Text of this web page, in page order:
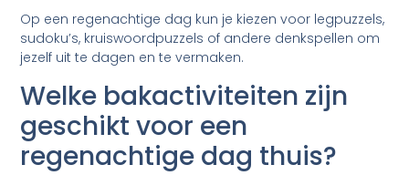
Op een regenachtige dag kun je kiezen voor legpuzzels,
sudoku’s, kruiswoordpuzzels of andere denkspellen om
jezelf uit te dagen en te vermaken.
Welke bakactiviteiten zijn
geschikt voor een
regenachtige dag thuis?